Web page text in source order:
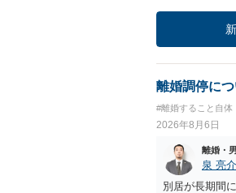
離婚調停につ
#離婚すること自体
2026年8月6日
離婚・
泉 亮介
別居が長期間